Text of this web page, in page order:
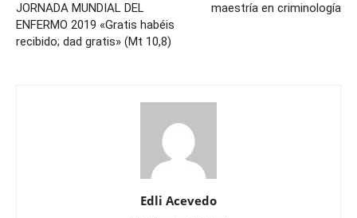
JORNADA MUNDIAL DEL
ENFERMO 2019 «Gratis habéis
recibido; dad gratis» (Mt 10,8)
maestría en criminología
Edli Acevedo